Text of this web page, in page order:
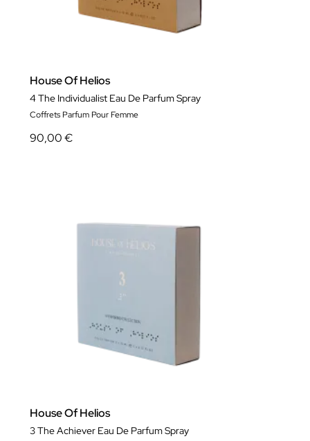
House Of Helios
4 The Individualist Eau De Parfum Spray
Coffrets Parfum Pour Femme
90,00 €
House Of Helios
3 The Achiever Eau De Parfum Spray